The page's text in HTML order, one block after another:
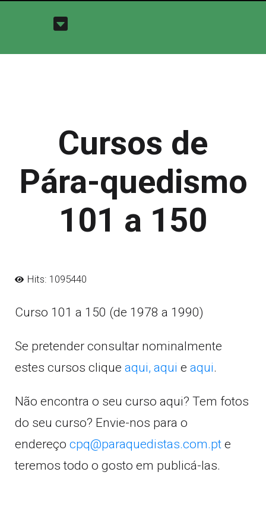
Cursos de
Pára-quedismo
101 a 150
Hits: 1095440
Curso 101 a 150 (de 1978 a 1990)
Se pretender consultar nominalmente
estes cursos clique aqui, aqui e aqui.
Não encontra o seu curso aqui? Tem fotos
do seu curso? Envie-nos para o
endereço cpq@paraquedistas.com.pt e
teremos todo o gosto em publicá-las.